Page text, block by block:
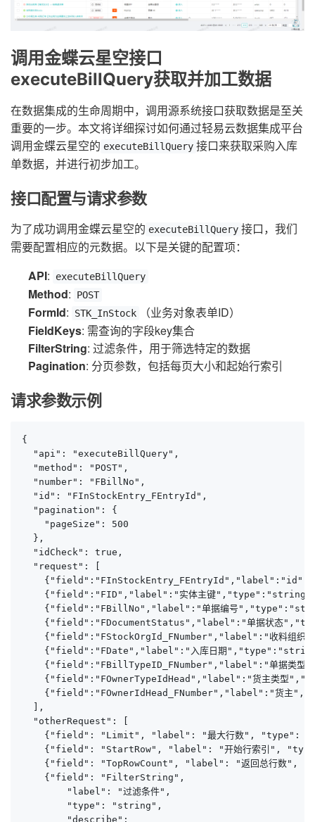
调用金蝶云星空接口
executeBillQuery获取并加工数据
在数据集成的生命周期中，调用源系统接口获取数据是至关
重要的一步。本文将详细探讨如何通过轻易云数据集成平台
调用金蝶云星空的 executeBillQuery 接口来获取采购入库
单数据，并进行初步加工。
接口配置与请求参数
为了成功调用金蝶云星空的 executeBillQuery 接口，我们
需要配置相应的元数据。以下是关键的配置项：
API: executeBillQuery
Method: POST
FormId: STK_InStock
（业务对象表单ID）
FieldKeys: 需查询的字段key集合
FilterString: 过滤条件，用于筛选特定的数据
Pagination: 分页参数，包括每页大小和起始行索引
请求参数示例
{
  "api": "executeBillQuery",
  "method": "POST",
  "number": "FBillNo",
  "id": "FInStockEntry_FEntryId",
  "pagination": {
    "pageSize": 500
  },
  "idCheck": true,
  "request": [
{"field":"FID","label":"实体主键
{"field":"FBillNo","label":"单据编号
{"field":"FDocumentStatus","label":"单据状态
{"field":"FStockOrgId_FNumber","label":"收料组
{"field":"FDate","label":"入库日期
{"field":"FBillTypeID_FNumber","label":"单据类
{"field":"FOwnerTypeIdHead","label":"货主类型
{"field":"FOwnerIdHead_FNumber","label":"货主
  ],
  "otherRequest": [
{"field": "Limit", "label": "最大行数", "type":
{"field": "StartRow", "label": "开始行索引",
{"field": "TopRowCount", "label": "返回总行数",
    {"field": "FilterString",
        "label": "过滤条件",
        "type": "string",
        "describe":